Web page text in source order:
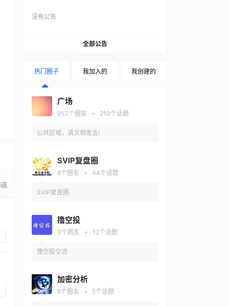
没有公告
全部公告
热门圈子 我加入的 我创建的
广场
953个圈友 • 210个话题
公共区域，请文明发言!
SVIP复盘圈
8个圈友 • 44个话题
SVIP复盘圈
撸空投
3个圈友 • 12个话题
撸空投交流
加密分析
6个圈友 • 5个话题